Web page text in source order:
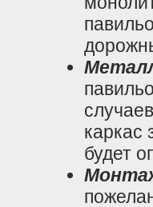
каркас
будет